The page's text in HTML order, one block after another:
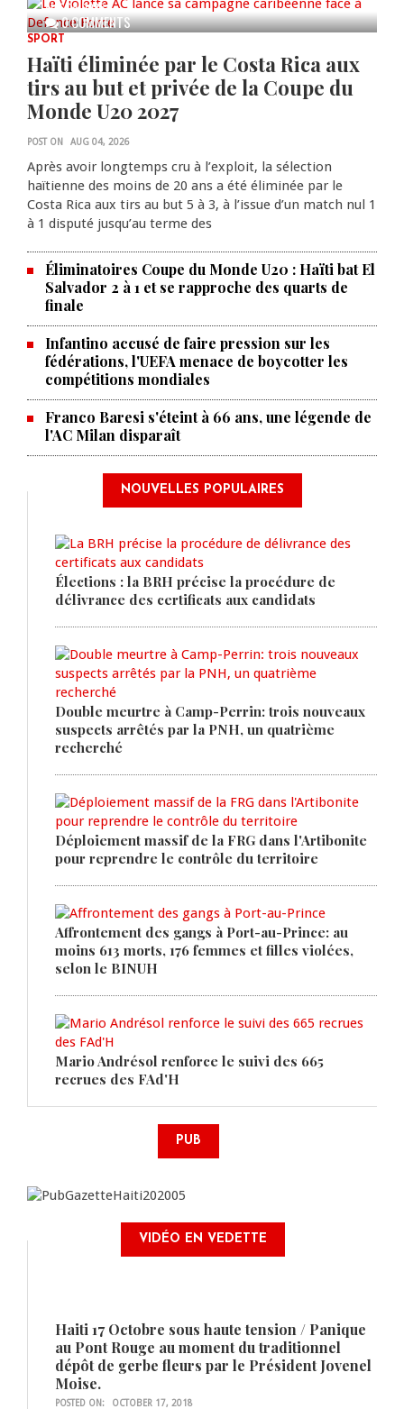
0 COMMENTS
AUG 04, 2026
SPORT
Haïti éliminée par le Costa Rica aux
tirs au but et privée de la Coupe du
Monde U20 2027
POST ON AUG 04, 2026
Après avoir longtemps cru à l’exploit, la sélection
haïtienne des moins de 20 ans a été éliminée par le
Costa Rica aux tirs au but 5 à 3, à l’issue d’un match nul 1
à 1 disputé jusqu’au terme des
Éliminatoires Coupe du Monde U20 : Haïti bat El
Salvador 2 à 1 et se rapproche des quarts de
finale
Infantino accusé de faire pression sur les
fédérations, l'UEFA menace de boycotter les
compétitions mondiales
Franco Baresi s'éteint à 66 ans, une légende de
l'AC Milan disparaît
NOUVELLES POPULAIRES
Élections : la BRH précise la procédure de
délivrance des certificats aux candidats
Double meurtre à Camp-Perrin: trois nouveaux
suspects arrêtés par la PNH, un quatrième
recherché
Déploiement massif de la FRG dans l'Artibonite
pour reprendre le contrôle du territoire
Affrontement des gangs à Port-au-Prince: au
moins 613 morts, 176 femmes et filles violées,
selon le BINUH
Mario Andrésol renforce le suivi des 665
recrues des FAd'H
PUB
VIDÉO EN VEDETTE
Haiti 17 Octobre sous haute tension / Panique
au Pont Rouge au moment du traditionnel
dépôt de gerbe fleurs par le Président Jovenel
Moise.
POSTED ON: OCTOBER 17, 2018